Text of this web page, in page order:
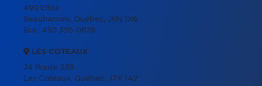
499 Ellice
Beauharnois, Québec, J6N 1X6
Bur.: 450 395-0878
LES COTEAUX
74 Route 338
Les Coteaux, Québec, J7X 1A2